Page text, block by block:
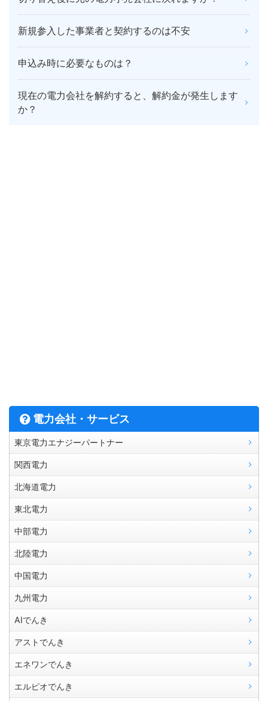
新規参入した事業者と契約するのは不安
申込み時に必要なものは？
現在の電力会社を解約すると、解約金が発生します
か？
電力会社・サービス
東京電力エナジーパートナー
関西電力
北海道電力
東北電力
中部電力
北陸電力
中国電力
九州電力
AIでんき
アストでんき
エネワンでんき
エルピオでんき